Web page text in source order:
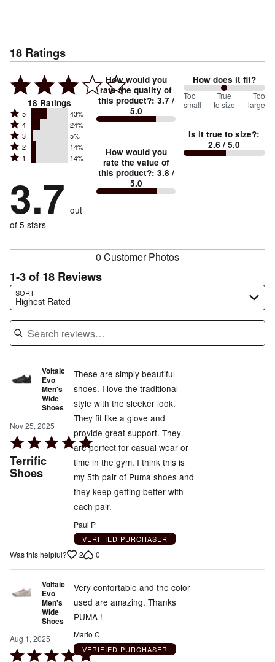
18 Ratings
18 Ratings
Rated
5
stars
by
of
reviewers
5 43%
Rated
4
stars
by
of
reviewers
4 24%
Rated
3
stars
5%
of
reviewers
3 5%
Rated
2
by
14%
of
reviewers
2 14%
Rated
stars
by
14%
of
1 14%
3.7 out
of 5 stars
How would you
rate the quality of
this product?: 3.7/
5.0
How would you
rate the value of
this product?: 3.8 /
5.0
How does it fit?
100
between
small
and
Too
small
True
to size
Too
large
Is it true to size?:
2.6 / 5.0
0 Customer Photos
1-3 of 18 Reviews
SORT
Highest Rated
Search reviews…
Voltaic
Evo
Men's
Wide
Shoes
Nov 25, 2025
Rated
5
out
Terrific
Shoes
These are simply beautiful
shoes. I love the traditional
style with the sleeker look.
They fit like a glove and
provide great support. They
are perfect for casual wear or
time in the gym. I think this is
my 5th pair of Puma shoes and
they keep getting better with
each pair.
Paul P
VERIFIED PURCHASER
Was this helpful? 2 0
Voltaic
Evo
Men's
Wide
Shoes
Aug 1, 2025
Rated
Very confortable and the color
used are amazing. Thanks
PUMA !
Mario C
VERIFIED PURCHASER